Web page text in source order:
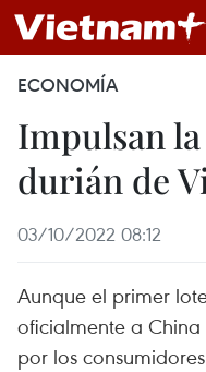
ECONOMÍA
Impulsan
durián de
03/10/2022 08:12
Aunque el primer
oficialmente a
por los